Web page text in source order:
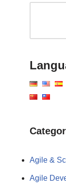
Agile &
Agile